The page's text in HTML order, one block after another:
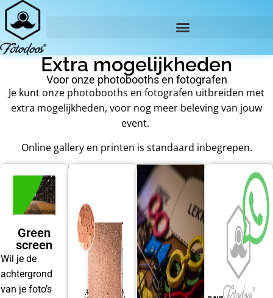
Extra mogelijkheden
Voor onze photobooths en fotografen
Je kunt onze photobooths en fotografen uitbreiden met
extra mogelijkheden, voor nog meer beleving van jouw
event.
Online gallery en printen is standaard inbegrepen.
Green
screen
Wil je de
achtergrond
van je foto’s